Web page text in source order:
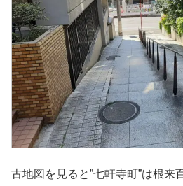
古地図を見ると”七軒寺町”は根来